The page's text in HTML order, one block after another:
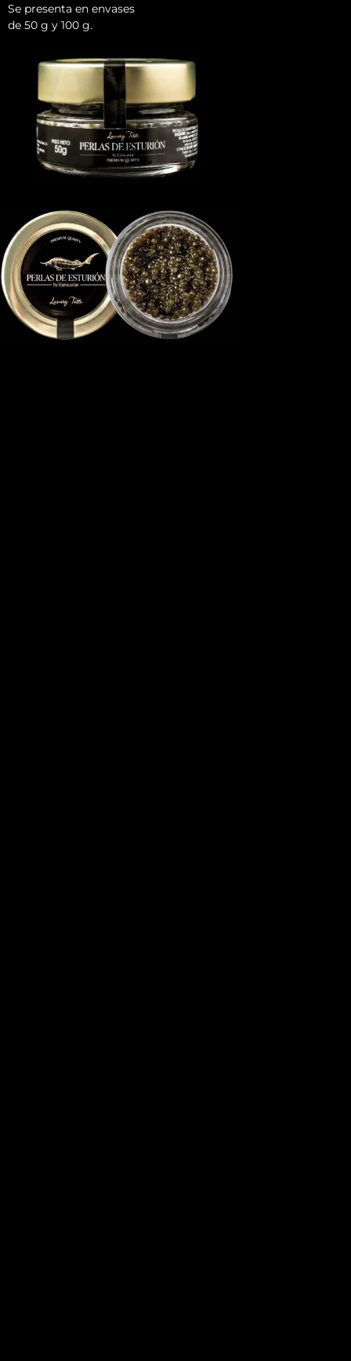
Se presenta en envases
de 50 g y 100 g.